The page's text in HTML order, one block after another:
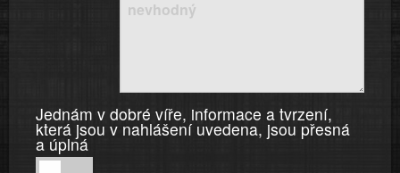
Jednám v dobré víře, informace a tvrzení,
která jsou v nahlášení uvedena, jsou přesná
a úplná